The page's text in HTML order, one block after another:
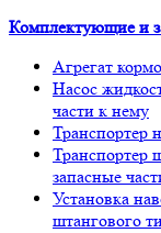
Комплектующие и
Агрегат
Насос
части к нему
Транспортер
запасные
Установка
штангового